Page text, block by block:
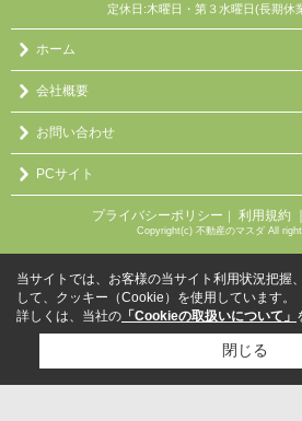
定休日:木曜日・第３水曜日(長期休
ホーム
会社概要
お問い合わせ
PCサイト
プライバシーポリシー ｜ 利用規約
Copyright(c) 不動産のマスダ All
当サイトでは、お客様の当サイト利用状況把握
して、クッキー（Cookie）を使用しています。
詳しくは、当社の 「Cookieの取扱いについて」
閉じる